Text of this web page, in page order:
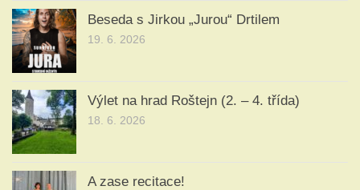
Beseda s Jirkou „Jurou“ Drtilem
19. 6. 2026
Výlet na hrad Roštejn (2. – 4. třída)
18. 6. 2026
A zase recitace!